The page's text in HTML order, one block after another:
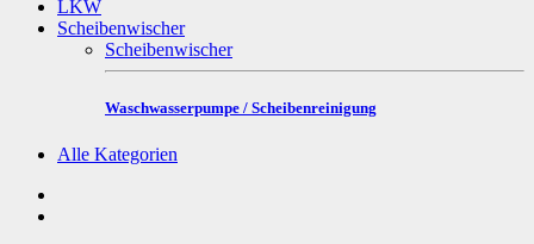
LKW
Scheibenwischer
Scheibenwischer
Waschwasserpumpe / Scheibenreinigung
Alle Kategorien